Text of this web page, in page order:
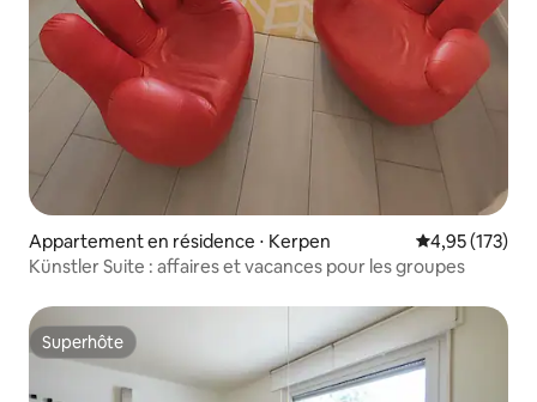
Appartement en résidence ⋅ Kerpen Évaluation
4,95 (173)
Künstler Suite : affaires et vacances pour les groupes
Superhôte
Superhôte